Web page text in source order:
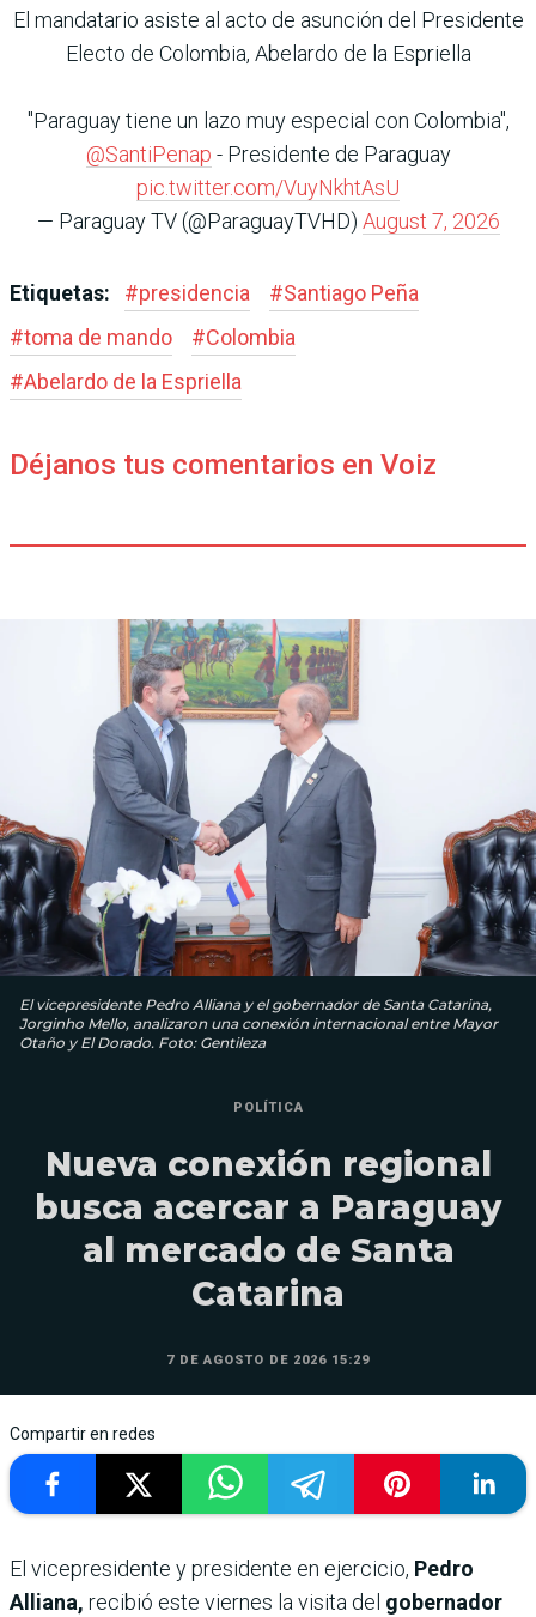
El mandatario asiste al acto de asunción del Presidente
Electo de Colombia, Abelardo de la Espriella
"Paraguay tiene un lazo muy especial con Colombia",
@SantiPenap - Presidente de Paraguay
pic.twitter.com/VuyNkhtAsU
— Paraguay TV (@ParaguayTVHD) August 7, 2026
Etiquetas: #presidencia #Santiago Peña
#toma de mando #Colombia
#Abelardo de la Espriella
Déjanos tus comentarios en Voiz
El vicepresidente Pedro Alliana y el gobernador de Santa Catarina,
Jorginho Mello, analizaron una conexión internacional entre Mayor
Otaño y El Dorado. Foto: Gentileza
POLÍTICA
Nueva conexión regional
busca acercar a Paraguay
al mercado de Santa
Catarina
7 DE AGOSTO DE 2026 15:29
Compartir en redes
El vicepresidente y presidente en ejercicio, Pedro
Alliana, recibió este viernes la visita del gobernador